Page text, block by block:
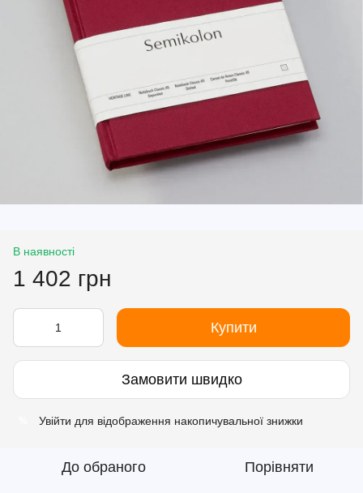
В наявності
1 402 грн
Купити
Замовити швидко
Увійти для відображення накопичувальної знижки
До обраного Порівняти